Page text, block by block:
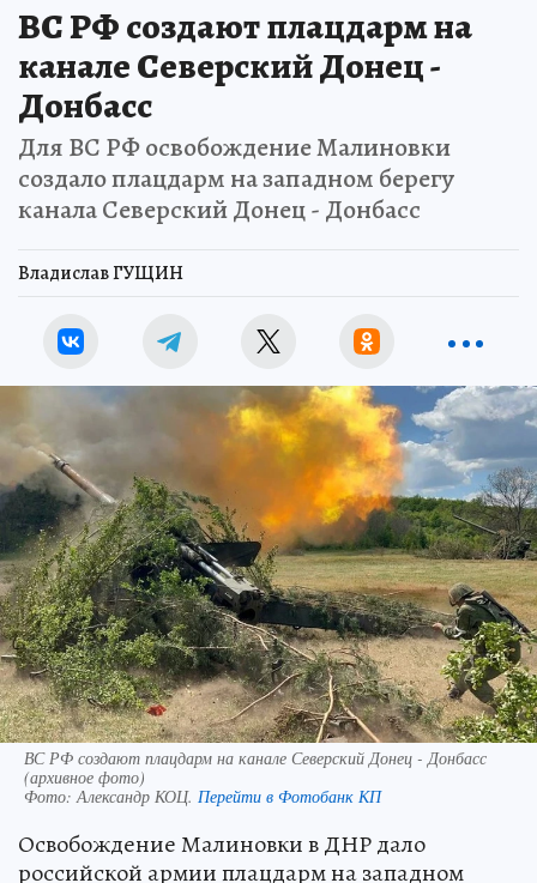
ВС РФ создают плацдарм на
канале Северский Донец -
Донбасс
Для ВС РФ освобождение Малиновки
создало плацдарм на западном берегу
канала Северский Донец - Донбасс
Владислав ГУЩИН
ВС РФ создают плацдарм на канале Северский Донец - Донбасс
(архивное фото)
Фото:Александр КОЦ. Перейти в Фотобанк КП
Освобождение Малиновки в ДНР дало
российской армии плацдарм на западном